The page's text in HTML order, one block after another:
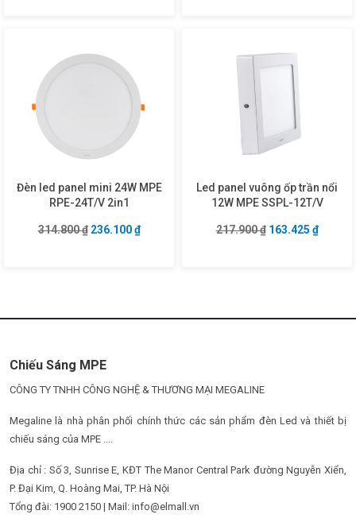
Đèn led panel mini 24W MPE
RPE-24T/V 2in1
314.800₫ Giá gốc là: 314.800 ₫.
236.100₫Giá hiện tại là: 236.100 ₫.
Led panel vuông ốp trần nổi
12W MPE SSPL-12T/V
217.900₫ Giá gốc là:
163.425 ₫Giá
Chiếu Sáng MPE
CÔNG TY TNHH CÔNG NGHỆ & THƯƠNG MẠI MEGALINE
Megaline là nhà phân phối chính thức các sản phẩm đèn Led và thiết bị
chiếu sáng của MPE ....
Địa chỉ : Số 3, Sunrise E, KĐT The Manor Central Park đường Nguyễn Xiển,
P. Đại Kim, Q. Hoàng Mai, TP. Hà Nội
Tổng đài: 1900 2150 | Mail: info@elmall.vn